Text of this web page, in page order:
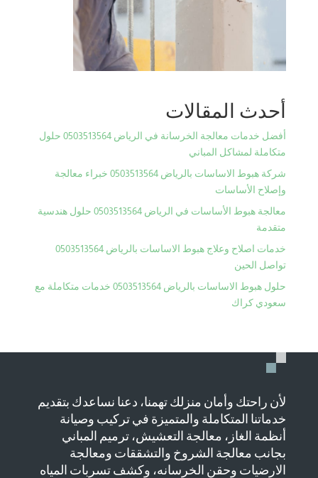
أحدث المقالات
أفضل خدمات معالجة الخرسانة في الرياض 0503513564 حلول
متكاملة لمشاكل المباني
شركة هبوط الاساسات بالرياض 0503513564 خبراء معالجة
وإصلاح الأساسات
معالجة هبوط الأساسات في الرياض 0503513564 حلول هندسية
متقدمة
خدمات اصلاح وعلاج هبوط الاساسات بالرياض 0503513564
تواصل الحين
حلول هبوط الاساسات بالرياض 0503513564 خدمات متكاملة مع
سعودي كراك
لأن راحتك وأمان منزلك تهمنا، دعنا نساعدك بتقديم
خدماتنا المتكاملة والمتميزة في تركيب وصيانة
أنظمة الغاز، معالجة التعشيش، ترميم المباني
بجانب معالجة الشروخ والتشققات ومعالجة
الارضيات وحقن الخرسانه، وكشف تسربات المياه